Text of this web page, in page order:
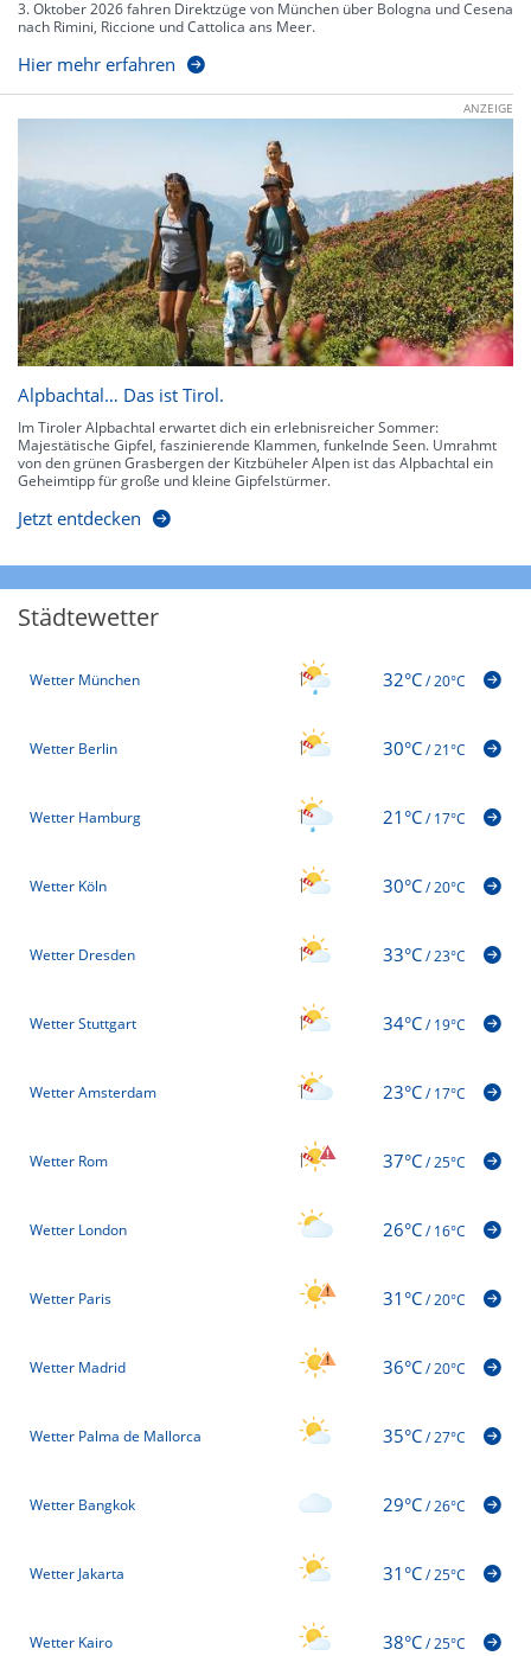
3. Oktober 2026 fahren Direktzüge von München über Bologna und Cesena
nach Rimini, Riccione und Cattolica ans Meer.
Hier mehr erfahren
ANZEIGE
Alpbachtal… Das ist Tirol.
Im Tiroler Alpbachtal erwartet dich ein erlebnisreicher Sommer:
Majestätische Gipfel, faszinierende Klammen, funkelnde Seen. Umrahmt
von den grünen Grasbergen der Kitzbüheler Alpen ist das Alpbachtal ein
Geheimtipp für große und kleine Gipfelstürmer.
Jetzt entdecken
Städtewetter
Wetter München 32°C/20°C
Wetter Berlin 30°C/21°C
Wetter Hamburg 21°C/17°C
Wetter Köln 30°C/20°C
Wetter Dresden 33°C/23°C
Wetter Stuttgart 34°C/19°C
Wetter Amsterdam 23°C/17°C
Wetter Rom 37°C/25°C
Wetter London 26°C/16°C
Wetter Paris 31°C/20°C
Wetter Madrid 36°C/20°C
Wetter Palma de Mallorca 35°C/27°C
Wetter Bangkok 29°C/26°C
Wetter Jakarta 31°C/25°C
Wetter Kairo 38°C/25°C